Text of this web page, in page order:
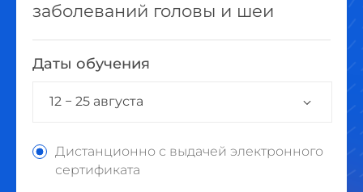
заболеваний головы и шеи
Даты обучения
12 − 25 августа
Дистанционно с выдачей электронного
сертификата